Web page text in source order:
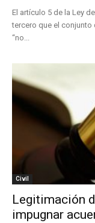
El artículo 5 de la Ley
tercero que el conjunto
“no...
Civil
Legitimación
impugnar